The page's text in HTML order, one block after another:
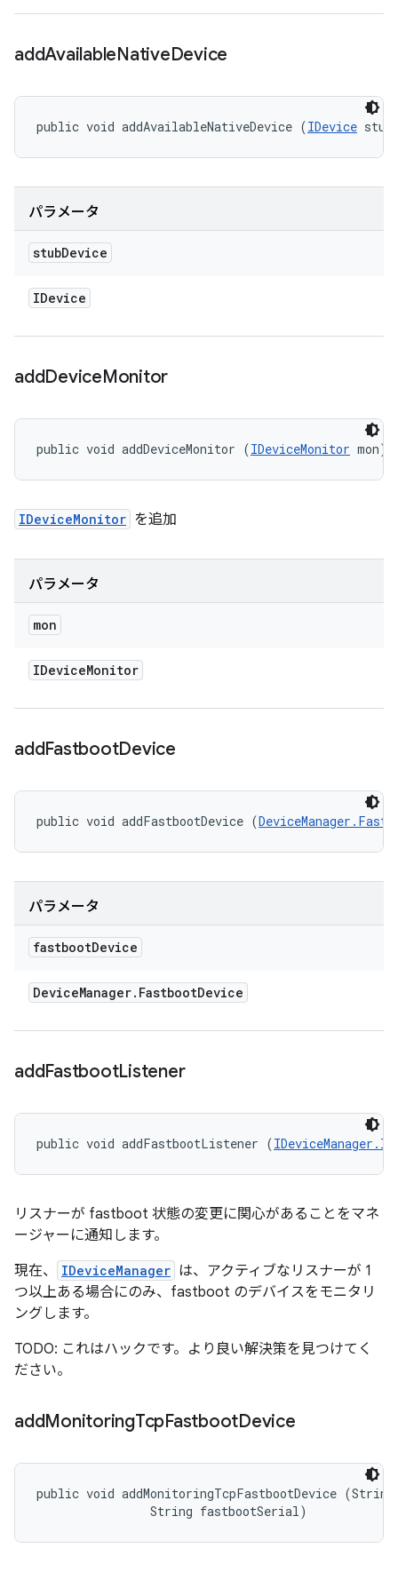
addAvailableNativeDevice
public void addAvailableNativeDevice (IDevice
パラメータ
stubDevice
IDevice
addDeviceMonitor
public void addDeviceMonitor (IDeviceMonitor mon)
IDeviceMonitor を追加
パラメータ
mon
IDeviceMonitor
addFastbootDevice
public void addFastbootDevice (
パラメータ
fastbootDevice
DeviceManager. FastbootDevice
addFastbootListener
public void addFastbootListener (
リスナーが fastboot 状態の変更に関心があることをマネ
ージャーに通知します。
現在、
IDeviceManager は、アクティブなリスナーが 1
つ以上ある場合にのみ、fastboot のデバイスをモニタリ
ングします。
TODO: これはハックです。より良い解決策を見つけてく
ださい。
addMonitoringTcpFastbootDevice
public void addMonitoringTcpFastbootDevice
                String fastbootSerial)